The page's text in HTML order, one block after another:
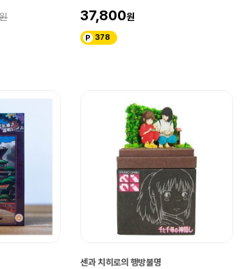
37,800
378
센과 치히로의 행방불명